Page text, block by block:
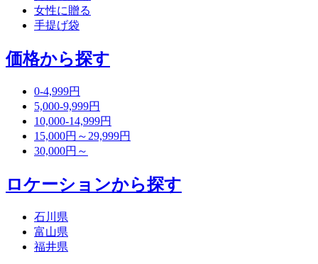
女性に贈る
手提げ袋
価格から探す
0-4,999円
5,000-9,999円
10,000-14,999円
15,000円～29,999円
30,000円～
ロケーションから探す
石川県
富山県
福井県